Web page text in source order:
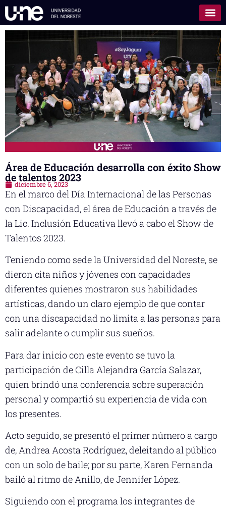
Área de Educación desarrolla con éxito Show
de talentos 2023
diciembre 6, 2023
En el marco del Día Internacional de las Personas
con Discapacidad, el área de Educación a través de
la Lic. Inclusión Educativa llevó a cabo el Show de
Talentos 2023.
Teniendo como sede la Universidad del Noreste, se
dieron cita niños y jóvenes con capacidades
diferentes quienes mostraron sus habilidades
artísticas, dando un claro ejemplo de que contar
con una discapacidad no limita a las personas para
salir adelante o cumplir sus sueños.
Para dar inicio con este evento se tuvo la
participación de Cilla Alejandra García Salazar,
quien brindó una conferencia sobre superación
personal y compartió su experiencia de vida con
los presentes.
Acto seguido, se presentó el primer número a cargo
de, Andrea Acosta Rodríguez, deleitando al público
con un solo de baile; por su parte, Karen Fernanda
bailó al ritmo de Anillo, de Jennifer López.
Siguiendo con el programa los integrantes de